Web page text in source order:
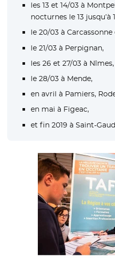
les 13 et 14/03 à
nocturnes le 13 jusqu’à
le 20/03 à Carcassonne
le 21/03 à Perpignan,
les 26 et 27/03 à Nîmes,
le 28/03 à Mende,
en avril à Pamiers,
en mai à Figeac,
et fin 2019 à Saint-